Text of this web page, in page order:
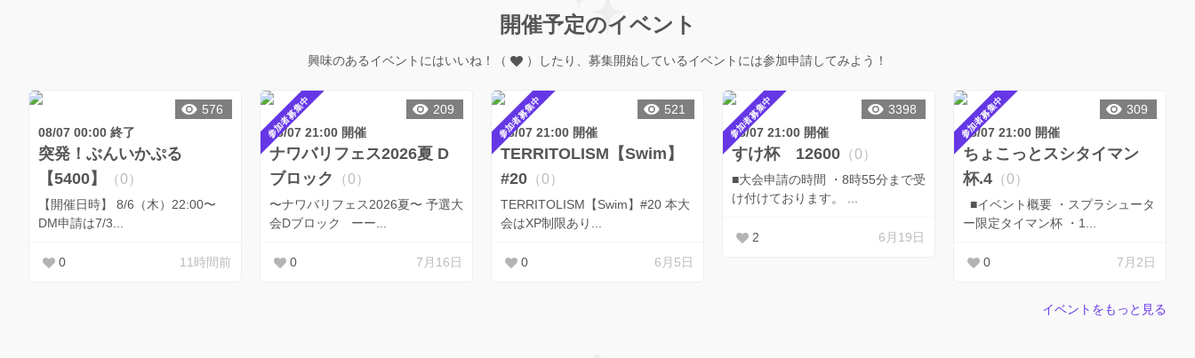
開催予定のイベント
興味のあるイベントにはいいね！（ ）したり、募集開始しているイベントには参加申請してみよう！
08/07 00:00 終了
突発！ぶんいかぷる
【5400】
（0）
【開催日時】 8/6（木）22:00〜
DM申請は7/3...
576
0 11時間前
参加者募集中
08/07 21:00 開催
ナワバリフェス2026夏 D
ブロック
（0）
〜ナワバリフェス2026夏〜 予選大
会Dブロック ーー...
209
0 7月16日
参加者募集中
08/07 21:00 開催
TERRITOLISM【Swim】
#20 （0）
TERRITOLISM【Swim】#20 本大
会はXP制限あり...
521
0 6月5日
参加者募集中
08/07 21:00 開催
すけ杯 12600 （0）
■大会申請の時間 ・8時55分まで受
け付けております。 ...
3398
2 6月19日
参加者募集中
08/07 21:00 開催
ちょこっとスシタイマン
杯.4 （0）
■イベント概要 ・スプラシュータ
ー限定タイマン杯 ・1...
309
0 7月2日
イベントをもっと見る